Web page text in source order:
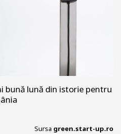
bună lună din istorie pentru
Sursa green.start-up.ro